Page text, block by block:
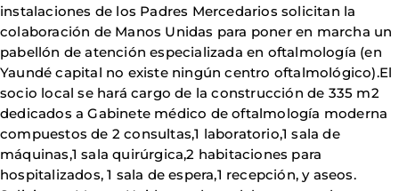
instalaciones de los Padres Mercedarios solicitan la
colaboración de Manos Unidas para poner en marcha un
pabellón de atención especializada en oftalmología (en
Yaundé capital no existe ningún centro oftalmológico).El
socio local se hará cargo de la construcción de 335 m2
dedicados a Gabinete médico de oftalmología moderna
compuestos de 2 consultas,1 laboratorio,1 sala de
máquinas,1 sala quirúrgica,2 habitaciones para
hospitalizados, 1 sala de espera,1 recepción, y aseos.